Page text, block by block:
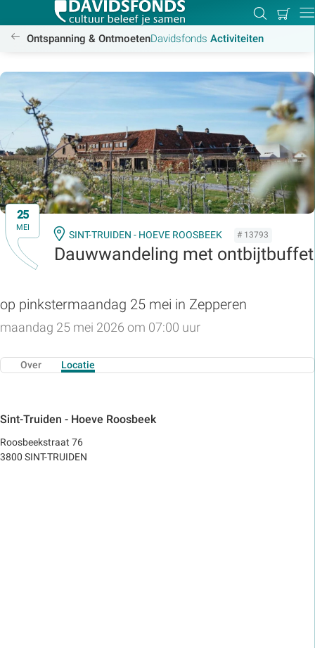
Zoeken
Mijn
/activiteiten
Ontspanning & OntmoetenDavidsfonds Activiteiten
25
MEI
SINT-TRUIDEN - HOEVE ROOSBEEK # 13793
Dauwwandeling met ontbijtbuffet
op pinkstermaandag 25 mei in Zepperen
maandag 25 mei 2026 om 07:00 uur
Over Locatie
Sint-Truiden - Hoeve Roosbeek
Roosbeekstraat 76
3800 SINT-TRUIDEN
Zoek:
Zoeken